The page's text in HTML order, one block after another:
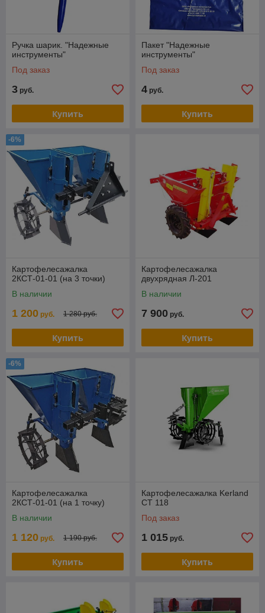
Ручка шарик. "Надежные
инструменты"
Под заказ
3 руб.
Купить
Пакет "Надежные
инструменты"
Под заказ
4 руб.
Купить
-6%
Картофелесажалка
2КСТ-01-01 (на 3 точки)
В наличии
1 200 руб. 1 280 руб.
Купить
Картофелесажалка
двухрядная Л-201
В наличии
7 900 руб.
Купить
-6%
Картофелесажалка
2КСТ-01-01 (на 1 точку)
В наличии
1 120 руб. 1 190 руб.
Купить
Картофелесажалка Kerland
СТ 118
Под заказ
1 015 руб.
Купить